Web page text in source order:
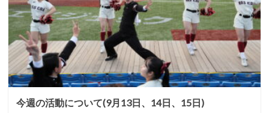
今週の活動について(9月13日、14日、15日)